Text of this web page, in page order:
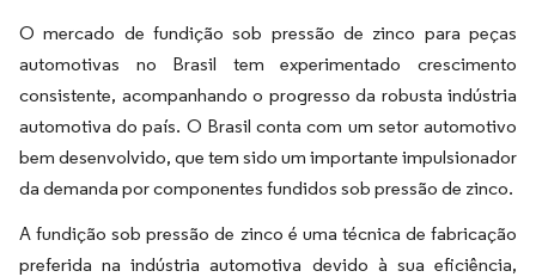
O mercado de fundição sob pressão de zinco para peças
automotivas no Brasil tem experimentado crescimento
consistente, acompanhando o progresso da robusta indústria
automotiva do país. O Brasil conta com um setor automotivo
bem desenvolvido, que tem sido um importante impulsionador
da demanda por componentes fundidos sob pressão de zinco.
A fundição sob pressão de zinco é uma técnica de fabricação
preferida na indústria automotiva devido à sua eficiência,